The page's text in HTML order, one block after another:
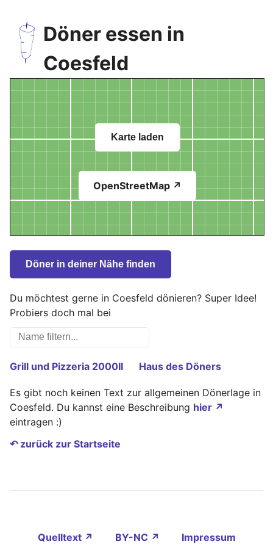
Döner essen in
Coesfeld
Karte laden
OpenStreetMap ↗
Döner in deiner Nähe finden
Du möchtest gerne in Coesfeld dönieren? Super Idee!
Probiers doch mal bei
Grill und Pizzeria 2000II Haus des Döners
Es gibt noch keinen Text zur allgemeinen Dönerlage in
Coesfeld. Du kannst eine Beschreibung hier ↗
eintragen :)
↶ zurück zur Startseite
Quelltext ↗ BY-NC ↗
Impressum